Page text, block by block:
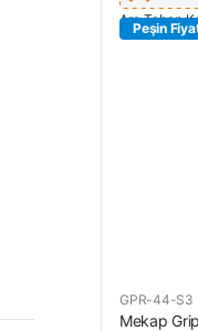
Peşin
GPR-44-S3
Mekap